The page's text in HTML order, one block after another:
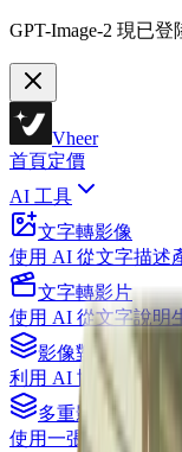
GPT-Image-2 現已登
Vheer
首頁定價
AI 工具
文字轉影像
使用 AI 從文字描述
文字轉影片
使用 AI 從文字說明
影像對影像
利用 AI 協助轉換和
多重影像至影像
使用一張主要影像